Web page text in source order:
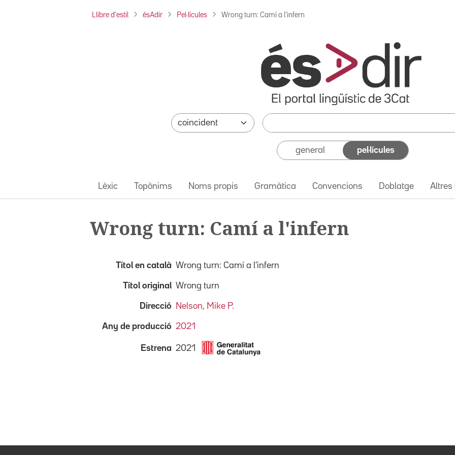
Llibre d'estil ésAdir Pel·lícules Wrong turn: Camí a l'infern
general pel·lícules
Lèxic Topònims Noms propis Gramàtica Convencions Doblatge Altres
Wrong turn: Camí a l'infern
Títol en català Wrong turn: Camí a l'infern
Títol original Wrong turn
Direcció Nelson, Mike P.
Any de producció 2021
Estrena 2021